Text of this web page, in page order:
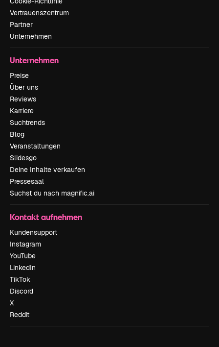
Vertrauenszentrum
Partner
Unternehmen
Unternehmen
Preise
Über uns
Reviews
Karriere
Suchtrends
Blog
Veranstaltungen
Slidesgo
Deine Inhalte verkaufen
Pressesaal
Suchst du nach magnific.ai
Kontakt aufnehmen
Kundensupport
Instagram
YouTube
LinkedIn
TikTok
Discord
X
Reddit